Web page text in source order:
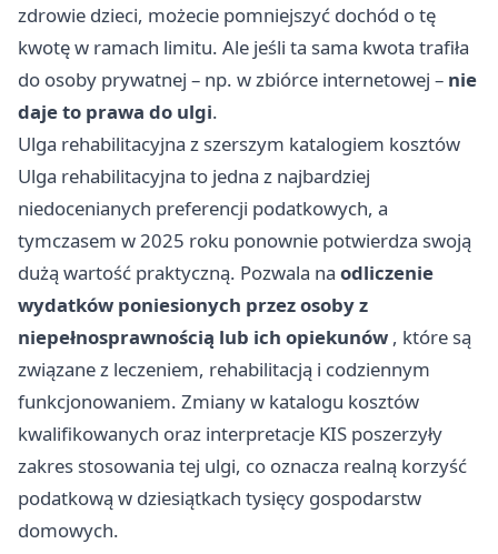
zdrowie dzieci, możecie pomniejszyć dochód o tę
kwotę w ramach limitu. Ale jeśli ta sama kwota trafiła
do osoby prywatnej – np. w zbiórce internetowej – nie
daje to prawa do ulgi.
Ulga rehabilitacyjna z szerszym katalogiem kosztów
Ulga rehabilitacyjna to jedna z najbardziej
niedocenianych preferencji podatkowych, a
tymczasem w 2025 roku ponownie potwierdza swoją
dużą wartość praktyczną. Pozwala na odliczenie
wydatków poniesionych przez osoby z
niepełnosprawnością lub ich opiekunów , które są
związane z leczeniem, rehabilitacją i codziennym
funkcjonowaniem. Zmiany w katalogu kosztów
kwalifikowanych oraz interpretacje KIS poszerzyły
zakres stosowania tej ulgi, co oznacza realną korzyść
podatkową w dziesiątkach tysięcy gospodarstw
domowych.